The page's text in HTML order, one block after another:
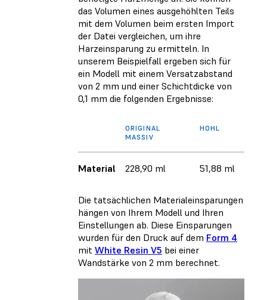
das Volumen eines ausgehöhlten Teils
mit dem Volumen beim ersten Import
der Datei vergleichen, um ihre
Harzeinsparung zu ermitteln. In
unserem Beispielfall ergeben sich für
ein Modell mit einem Versatzabstand
von 2 mm und einer Schichtdicke von
0,1 mm die folgenden Ergebnisse:
ORIGINAL
MASSIV
HOHL
Material 228,90 ml 51,88 ml
Die tatsächlichen Materialeinsparungen
hängen von Ihrem Modell und Ihren
Einstellungen ab. Diese Einsparungen
wurden für den Druck auf dem Form 4
mit White Resin V5 bei einer
Wandstärke von 2 mm berechnet.